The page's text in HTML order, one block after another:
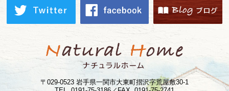
〒029-0523 岩手県一関市大東町摺沢字荒屋敷30-1